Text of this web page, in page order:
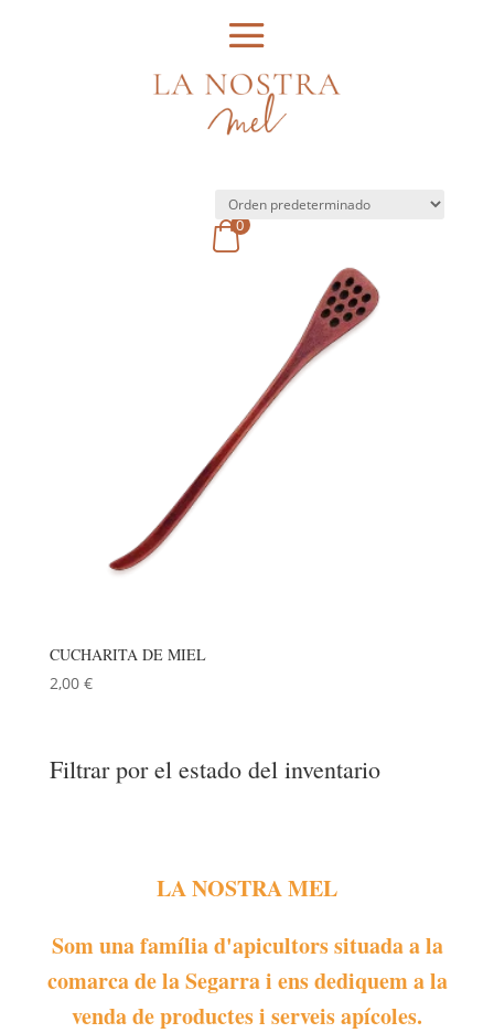
0
/ Disseny del producto / Panal
CUCHARITA DE MIEL
2,00 €
Filtrar por el estado del inventario
LA NOSTRA MEL
Som una família d'apicultors situada a la
comarca de la Segarra i ens dediquem a la
venda de productes i serveis apícoles.